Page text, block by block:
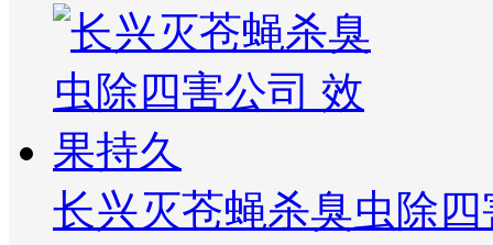
长兴灭苍蝇杀臭虫除